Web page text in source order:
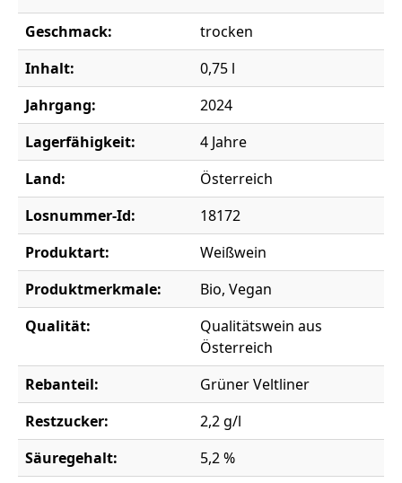
Geschmack:
trocken
Inhalt:
0,75 l
Jahrgang:
2024
Lagerfähigkeit:
4 Jahre
Land:
Österreich
Losnummer-Id:
18172
Produktart:
Weißwein
Produktmerkmale:
Bio, Vegan
Qualität:
Qualitätswein aus
Österreich
Rebanteil:
Grüner Veltliner
Restzucker:
2,2 g/l
Säuregehalt:
5,2 %